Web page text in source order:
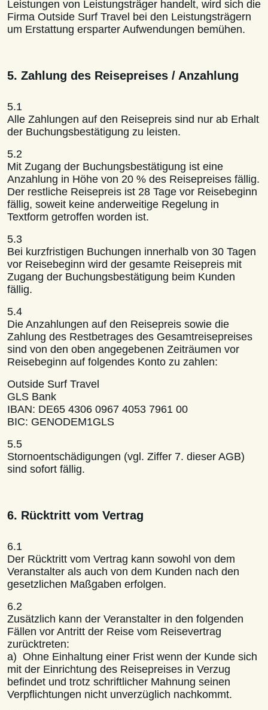
Leistungen von Leistungsträger handelt, wird sich die
Firma Outside Surf Travel bei den Leistungsträgern
um Erstattung ersparter Aufwendungen bemühen.
5. Zahlung des Reisepreises / Anzahlung
5.1
Alle Zahlungen auf den Reisepreis sind nur ab Erhalt
der Buchungsbestätigung zu leisten.
5.2
Mit Zugang der Buchungsbestätigung ist eine
Anzahlung in Höhe von 20 % des Reisepreises fällig.
Der restliche Reisepreis ist 28 Tage vor Reisebeginn
fällig, soweit keine anderweitige Regelung in
Textform getroffen worden ist.
5.3
Bei kurzfristigen Buchungen innerhalb von 30 Tagen
vor Reisebeginn wird der gesamte Reisepreis mit
Zugang der Buchungsbestätigung beim Kunden
fällig.
5.4
Die Anzahlungen auf den Reisepreis sowie die
Zahlung des Restbetrages des Gesamtreisepreises
sind von den oben angegebenen Zeiträumen vor
Reisebeginn auf folgendes Konto zu zahlen:
Outside Surf Travel
GLS Bank
IBAN: DE65 4306 0967 4053 7961 00
BIC: GENODEM1GLS
5.5
Stornoentschädigungen (vgl. Ziffer 7. dieser AGB)
sind sofort fällig.
6. Rücktritt vom Vertrag
6.1
Der Rücktritt vom Vertrag kann sowohl von dem
Veranstalter als auch von dem Kunden nach den
gesetzlichen Maßgaben erfolgen.
6.2
Zusätzlich kann der Veranstalter in den folgenden
Fällen vor Antritt der Reise vom Reisevertrag
zurücktreten:
a) Ohne Einhaltung einer Frist wenn der Kunde sich
mit der Einrichtung des Reisepreises in Verzug
befindet und trotz schriftlicher Mahnung seinen
Verpflichtungen nicht unverzüglich nachkommt.